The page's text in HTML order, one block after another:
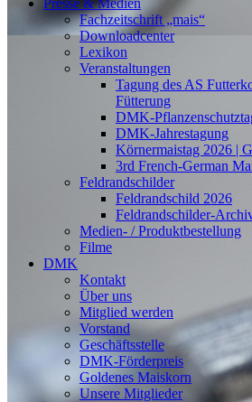
Presse & Medien
Fachzeitschrift „mais“
Downloadcenter
Lexikon
Veranstaltungen
Tagung des AS
Fütterung
DMK-
DMK-Jahrestagung
Körnermaistag 2026 |
3rd French-German
Feldrandschilder
Feldrandschild 2026
Feldrandschilder-
Medien- / Produktbestellung
Filme
DMK
Kontakt
Über uns
Mitglied werden
Vorstand
Geschäftsstelle
DMK-Förderpreis
Goldenes Maiskorn
Unsere Mitglieder